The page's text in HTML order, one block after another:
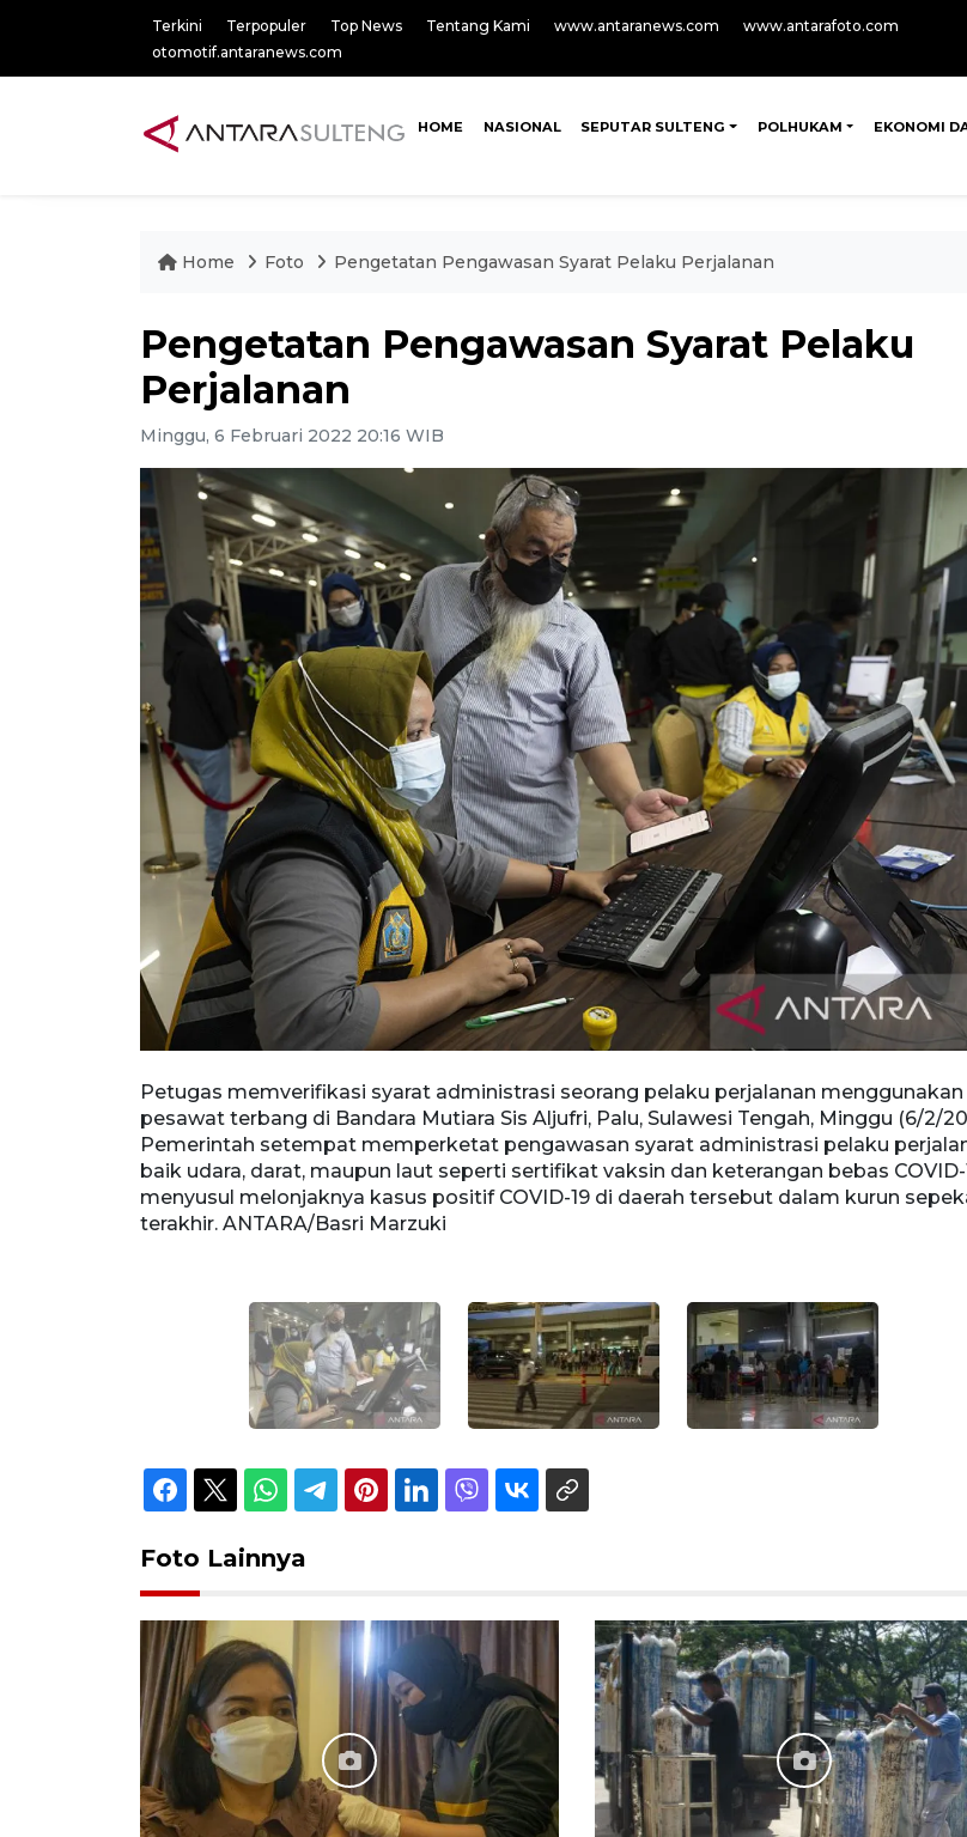
Terkini Terpopuler Top News Tentang Kami www.antaranews.com
www.antarafoto.com
otomotif.antaranews.com
HOME NASIONAL SEPUTAR SULTENG POLHUKAM EKONOMI
Home Foto Pengetatan Pengawasan Syarat Pelaku Perjalanan
Pengetatan Pengawasan Syarat Pelaku
Perjalanan
Minggu, 6 Februari 2022 20:16 WIB
Petugas memverifikasi syarat administrasi seorang pelaku perjalanan menggunakan
pesawat terbang di Bandara Mutiara Sis Aljufri, Palu, Sulawesi Tengah, Minggu (6/2/
Pemerintah setempat memperketat pengawasan syarat administrasi pelaku
baik udara, darat, maupun laut seperti sertifikat vaksin dan keterangan bebas COVID-
menyusul melonjaknya kasus positif COVID-19 di daerah tersebut dalam kurun
terakhir. ANTARA/Basri Marzuki
Foto Lainnya